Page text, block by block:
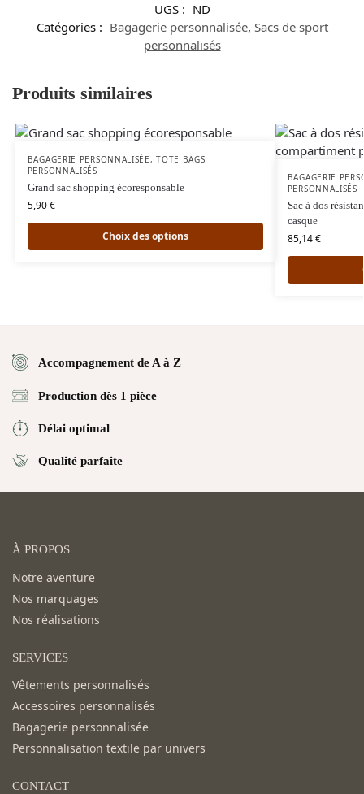
UGS : ND
Catégories : Bagagerie personnalisée, Sacs de sport
personnalisés
Produits similaires
BAGAGERIE PERSONNALISÉE,TOTE BAGS
PERSONNALISÉS
Grand sac shopping écoresponsable
5,90€
Choix des options
BAGAGERIE
PERSONNALISÉS
Sac à dos
casque
85,14€
Accompagnement de A à Z
Production dès 1 pièce
Délai optimal
Qualité parfaite
À PROPOS
Notre aventure
Nos marquages
Nos réalisations
SERVICES
Vêtements personnalisés
Accessoires personnalisés
Bagagerie personnalisée
Personnalisation textile par univers
CONTACT